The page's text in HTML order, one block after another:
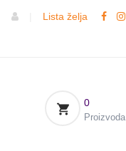
Lista želja
0
Proizvoda